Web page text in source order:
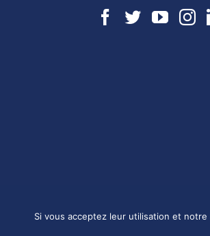
Si vous acceptez leur utilisation et notre